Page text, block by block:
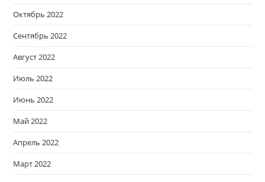
Октябрь 2022
Сентябрь 2022
Август 2022
Июль 2022
Июнь 2022
Май 2022
Апрель 2022
Март 2022